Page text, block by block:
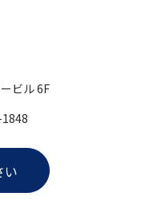
ビル 6F
い